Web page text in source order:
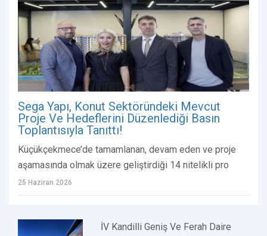
Sega Yapı, Konut Sektöründeki Mevcut
Proje Ve Hedeflerini Düzenlediği Basın
Toplantısıyla Tanıttı!
Küçükçekmece’de tamamlanan, devam eden ve proje
aşamasında olmak üzere geliştirdiği 14 nitelikli pro
25 Haziran 2026
İV Kandilli Geniş Ve Ferah Daire